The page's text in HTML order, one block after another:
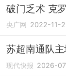
破门
央广网 2022-11-
苏超南通队主
现代快报 2026-